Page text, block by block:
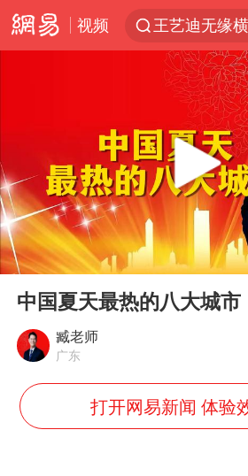
视频
王艺迪无缘
武契奇会见
上海大部迎
“伊斯兰版北
上交绝杀清
白海豚在海
以军士兵把
银河系根本
Play
00:00
中国夏天最热的八大城市
臧老师
广东
打开网易新闻 体验